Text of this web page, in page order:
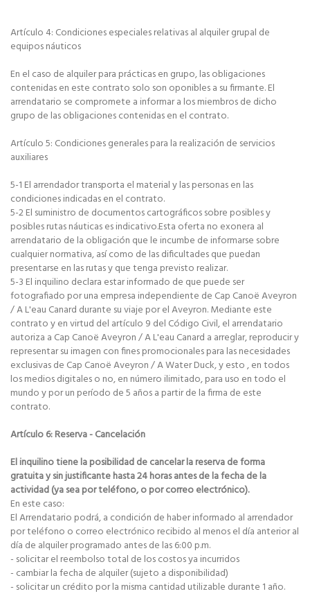
Artículo 4: Condiciones especiales relativas al alquiler grupal de
equipos náuticos
En el caso de alquiler para prácticas en grupo, las obligaciones
contenidas en este contrato solo son oponibles a su firmante. El
arrendatario se compromete a informar a los miembros de dicho
grupo de las obligaciones contenidas en el contrato.
Artículo 5: Condiciones generales para la realización de servicios
auxiliares
5-1 El arrendador transporta el material y las personas en las
condiciones indicadas en el contrato.
5-2 El suministro de documentos cartográficos sobre posibles y
posibles rutas náuticas es indicativo.Esta oferta no exonera al
arrendatario de la obligación que le incumbe de informarse sobre
cualquier normativa, así como de las dificultades que puedan
presentarse en las rutas y que tenga previsto realizar.
5-3 El inquilino declara estar informado de que puede ser
fotografiado por una empresa independiente de Cap Canoë Aveyron
/ A L'eau Canard durante su viaje por el Aveyron. Mediante este
contrato y en virtud del artículo 9 del Código Civil, el arrendatario
autoriza a Cap Canoë Aveyron / A L'eau Canard a arreglar, reproducir y
representar su imagen con fines promocionales para las necesidades
exclusivas de Cap Canoë Aveyron / A Water Duck, y esto , en todos
los medios digitales o no, en número ilimitado, para uso en todo el
mundo y por un período de 5 años a partir de la firma de este
contrato.
Artículo 6: Reserva - Cancelación
El inquilino tiene la posibilidad de cancelar la reserva de forma
gratuita y sin justificante hasta 24 horas antes de la fecha de la
actividad (ya sea por teléfono, o por correo electrónico).
En este caso:
El Arrendatario podrá, a condición de haber informado al arrendador
por teléfono o correo electrónico recibido al menos el día anterior al
día de alquiler programado antes de las 6:00 p.m.
- solicitar el reembolso total de los costos ya incurridos
- cambiar la fecha de alquiler (sujeto a disponibilidad)
- solicitar un crédito por la misma cantidad utilizable durante 1 año.